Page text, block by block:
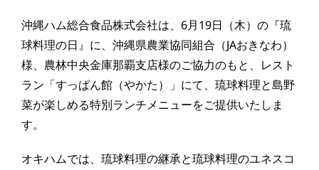
沖縄ハム総合食品株式会社は、6月19日（木）の『琉
球料理の日』に、沖縄県農業協同組合（JAおきなわ）
様、農林中央金庫那覇支店様のご協力のもと、レスト
ラン「すっぱん館（やかた）」にて、琉球料理と島野
菜が楽しめる特別ランチメニューをご提供いたしま
す。
オキハムでは、琉球料理の継承と琉球料理のユネスコ